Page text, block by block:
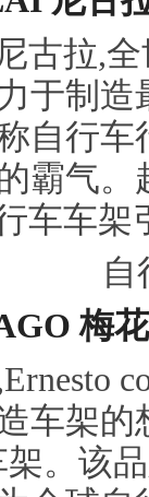
古拉,
于制造
自行车
霸气。
车车架
梅花
车架
架。该